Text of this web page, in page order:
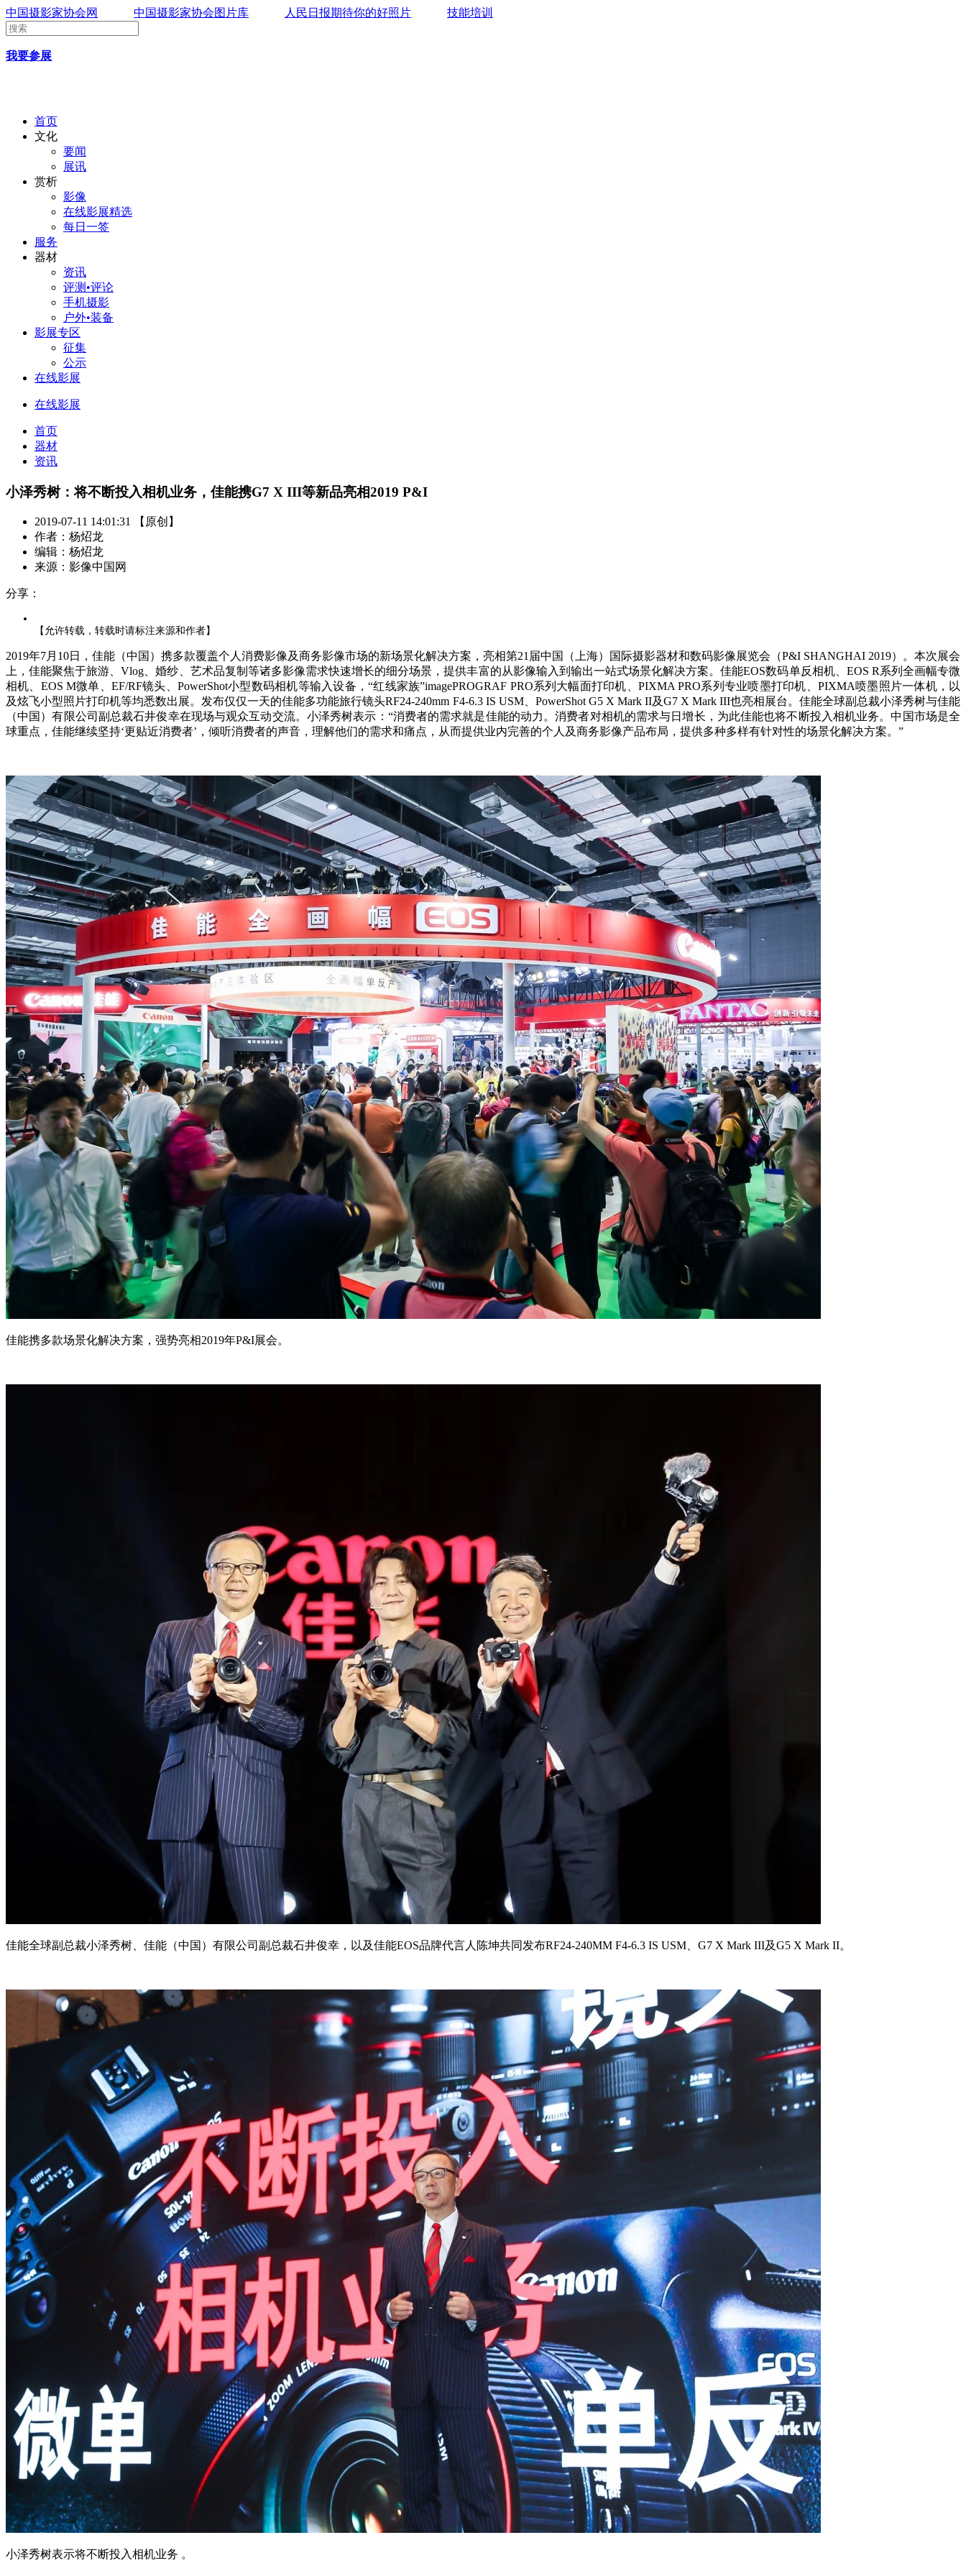
中国摄影家协会网 中国摄影家协会图片库 人民日报期待你的好照片 技能培训
我要参展
首页
文化
要闻
展讯
赏析
影像
在线影展精选
每日一签
服务
器材
资讯
评测•评论
手机摄影
户外•装备
影展专区
征集
公示
在线影展
在线影展
首页
器材
资讯
小泽秀树：将不断投入相机业务，佳能携G7 X III等新品亮相2019 P&I
2019-07-11 14:01:31 【原创】
作者：杨炤龙
编辑：杨炤龙
来源：影像中国网
分享：
【允许转载，转载时请标注来源和作者】
2019年7月10日，佳能（中国）携多款覆盖个人消费影像及商务影像市场的新场景化解决方案，亮相第21届中国（上海）国际摄影器材和数码影像展览会（P&I SHANGHAI 2019）。本次展会
上，佳能聚焦于旅游、Vlog、婚纱、艺术品复制等诸多影像需求快速增长的细分场景，提供丰富的从影像输入到输出一站式场景化解决方案。佳能EOS数码单反相机、EOS R系列全画幅专微
相机、EOS M微单、EF/RF镜头、PowerShot小型数码相机等输入设备，“红线家族”imagePROGRAF PRO系列大幅面打印机、PIXMA PRO系列专业喷墨打印机、PIXMA喷墨照片一体机，以
及炫飞小型照片打印机等均悉数出展。发布仅仅一天的佳能多功能旅行镜头RF24-240mm F4-6.3 IS USM、PowerShot G5 X Mark II及G7 X Mark III也亮相展台。佳能全球副总裁小泽秀树与佳能
（中国）有限公司副总裁石井俊幸在现场与观众互动交流。小泽秀树表示：“消费者的需求就是佳能的动力。消费者对相机的需求与日增长，为此佳能也将不断投入相机业务。中国市场是全
球重点，佳能继续坚持‘更贴近消费者’，倾听消费者的声音，理解他们的需求和痛点，从而提供业内完善的个人及商务影像产品布局，提供多种多样有针对性的场景化解决方案。”
佳能携多款场景化解决方案，强势亮相2019年P&I展会。
佳能全球副总裁小泽秀树、佳能（中国）有限公司副总裁石井俊幸，以及佳能EOS品牌代言人陈坤共同发布RF24-240MM F4-6.3 IS USM、G7 X Mark III及G5 X Mark II。
小泽秀树表示将不断投入相机业务 。